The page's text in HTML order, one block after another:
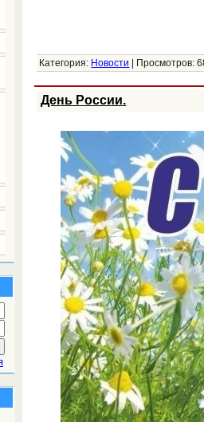
Категория: Новости | Просмотров:
День России.